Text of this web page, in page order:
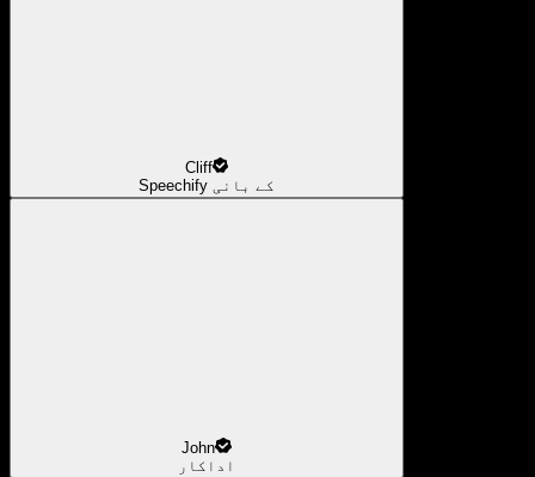
Cliff
Speechify کے بانی
John
اداکار